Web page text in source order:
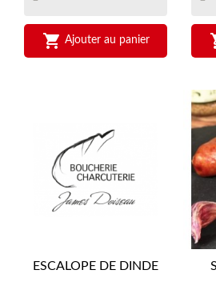
 Ajouter au panier
ESCALOPE DE DINDE